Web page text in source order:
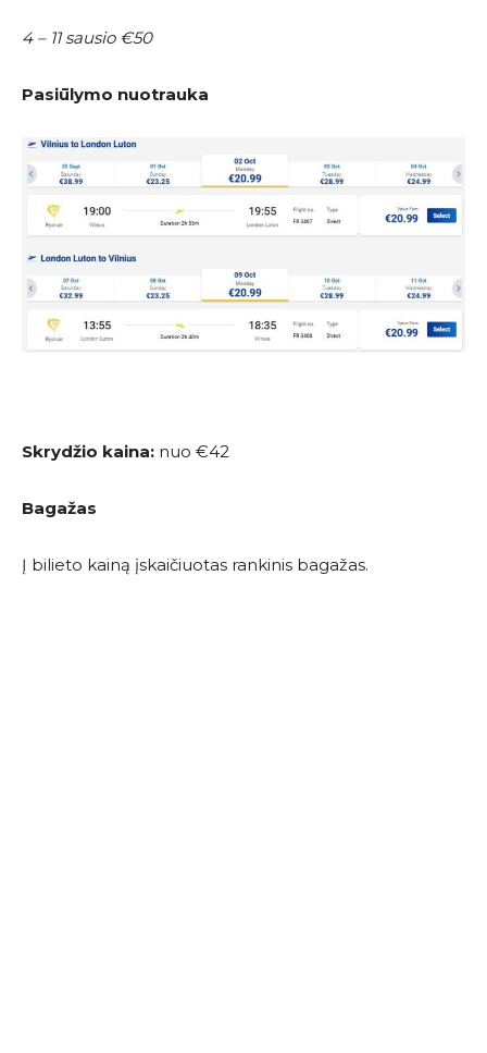
4 – 11 sausio €50
Pasiūlymo nuotrauka
Skrydžio kaina: nuo €42
Bagažas
Į bilieto kainą įskaičiuotas rankinis bagažas.